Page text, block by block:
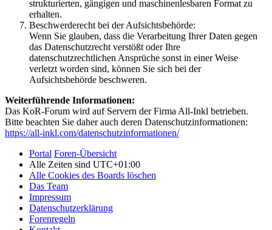
strukturierten, gängigen und maschinenlesbaren Format zu
erhalten.
Beschwerderecht bei der Aufsichtsbehörde:
Wenn Sie glauben, dass die Verarbeitung Ihrer Daten gegen
das Datenschutzrecht verstößt oder Ihre
datenschutzrechtlichen Ansprüche sonst in einer Weise
verletzt worden sind, können Sie sich bei der
Aufsichtsbehörde beschweren.
Weiterführende Informationen:
Das KoR-Forum wird auf Servern der Firma All-Inkl betrieben.
Bitte beachten Sie daher auch deren Datenschutzinformationen:
https://all-inkl.com/datenschutzinformationen/
Portal Foren-Übersicht
Alle Zeiten sind UTC+01:00
Alle Cookies des Boards löschen
Das Team
Impressum
Datenschutzerklärung
Forenregeln